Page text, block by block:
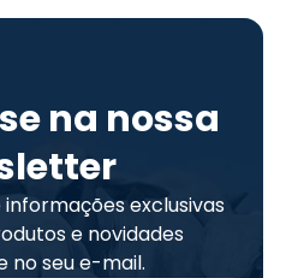
na nossa
exclusivas
e novidades
no seu e-mail.